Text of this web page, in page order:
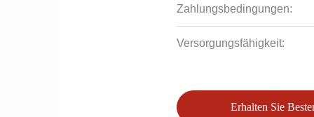
Zahlungsbedingungen:
Versorgungsfähigkeit:
Erhalten Sie